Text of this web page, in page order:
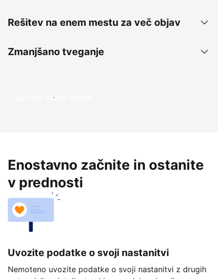
Rešitev na enem mestu za več objav
Zmanjšano tveganje
Začnite služiti danes
Enostavno začnite in ostanite
v prednosti
Uvozite podatke o svoji nastanitvi
Nemoteno uvozite podatke o svoji nastanitvi z drugih